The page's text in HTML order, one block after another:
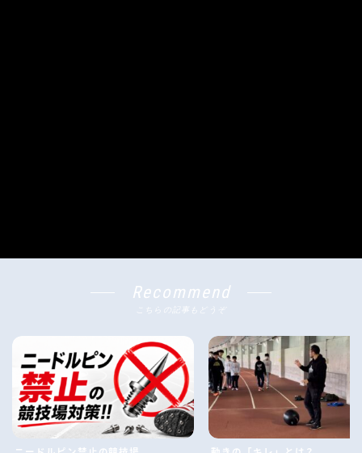
Recommend
こちらの記事もどうぞ